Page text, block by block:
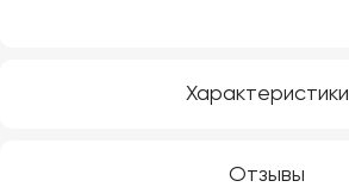
Характеристики
Отзывы